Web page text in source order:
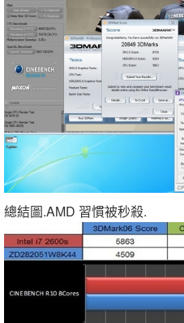
總結圖.AMD 習慣被秒殺.